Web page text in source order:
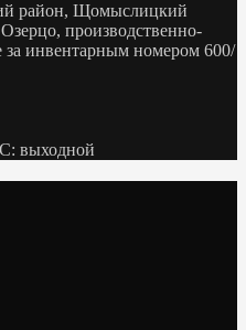
район, Щомыслицкий
производственно-
за инвентарным номером 600/
выходной